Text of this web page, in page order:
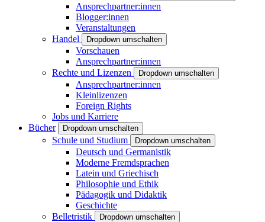
Ansprechpartner:innen
Blogger:innen
Veranstaltungen
Handel
Dropdown umschalten
Vorschauen
Ansprechpartner:innen
Rechte und Lizenzen
Dropdown umschalten
Ansprechpartner:innen
Kleinlizenzen
Foreign Rights
Jobs und Karriere
Bücher
Dropdown umschalten
Schule und Studium Dropdown umschalten
Deutsch und Germanistik
Moderne Fremdsprachen
Latein und Griechisch
Philosophie und Ethik
Pädagogik und Didaktik
Geschichte
Belletristik
Dropdown umschalten